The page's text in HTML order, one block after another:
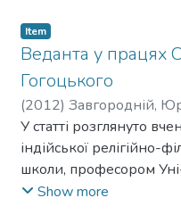
Item
Веданта у працях
Гогоцького
(2012) Завгородній,
У статті розглянуто
індійської релігійно-
школи, професором
верситету Св.
Show more